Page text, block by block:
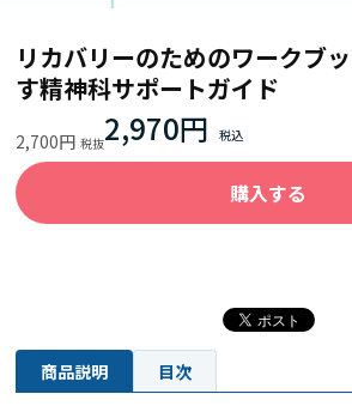
リカバリーのためのワークブ
す精神科サポートガイド
2,700円 2,970円
購入する
商品説明 目次